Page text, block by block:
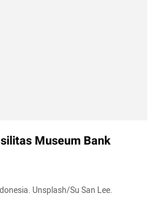
Museum Bank
Unsplash/Su San Lee.